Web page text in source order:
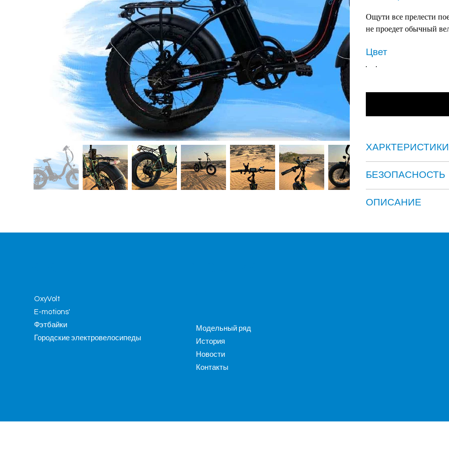
Ощути все прелести
не проедет обычный
Цвет
ХАРКТЕРИСТИКИ
БЕЗОПАСНОСТЬ
ОПИСАНИЕ
OxyVolt
E-motions'
Фэтбайки
Городские электровелосипеды
Модельный ряд
История
Новости
Контакты